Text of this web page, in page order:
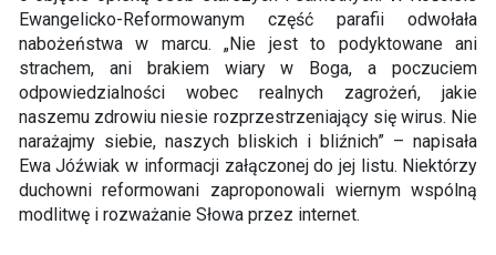
Ewangelicko-Reformowanym część parafii odwołała
nabożeństwa w marcu. „Nie jest to podyktowane ani
strachem, ani brakiem wiary w Boga, a poczuciem
odpowiedzialności wobec realnych zagrożeń, jakie
naszemu zdrowiu niesie rozprzestrzeniający się wirus. Nie
narażajmy siebie, naszych bliskich i bliźnich” – napisała
Ewa Jóźwiak w informacji załączonej do jej listu. Niektórzy
duchowni reformowani zaproponowali wiernym wspólną
modlitwę i rozważanie Słowa przez internet.